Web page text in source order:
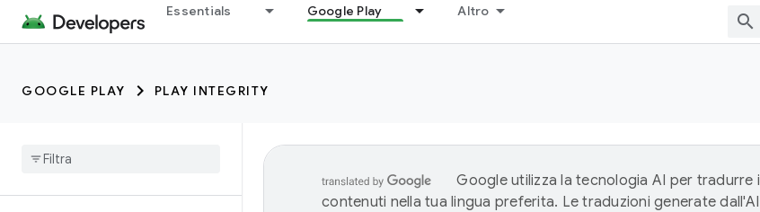
Essentials Google Play Altro
GOOGLE PLAY PLAY INTEGRITY
Google utilizza la tecnologia AI per tradurre i
contenuti nella tua lingua preferita. Le traduzioni generate dall'AI